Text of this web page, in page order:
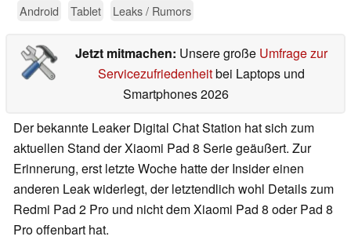
Android Tablet Leaks / Rumors
Jetzt mitmachen: Unsere große Umfrage zur
Servicezufriedenheitbei Laptops und
Smartphones 2026
Der bekannte Leaker Digital Chat Station hat sich zum
aktuellen Stand der Xiaomi Pad 8 Serie geäußert. Zur
Erinnerung, erst letzte Woche hatte der Insider einen
anderen Leak widerlegt, der letztendlich wohl Details zum
Redmi Pad 2 Pro und nicht dem Xiaomi Pad 8 oder Pad 8
Pro offenbart hat.